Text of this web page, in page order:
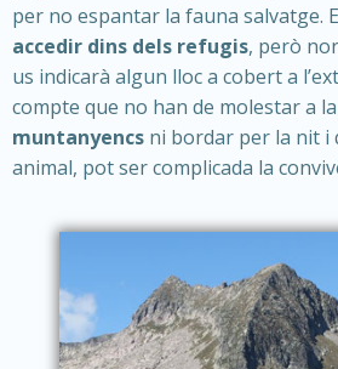
per no espantar la fauna salvatge.
accedir dins dels refugis, però
us indicarà algun lloc a cobert a
compte que no han de molestar a
muntanyencs ni bordar per la nit i
animal, pot ser complicada la